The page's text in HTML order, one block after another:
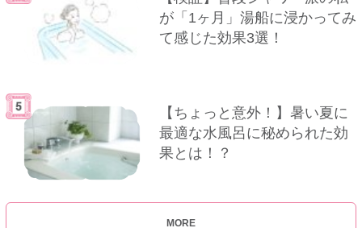
が「1ヶ月」湯船に浸かってみ
て感じた効果3選！
【ちょっと意外！】暑い夏に
最適な水風呂に秘められた効
果とは！？
MORE